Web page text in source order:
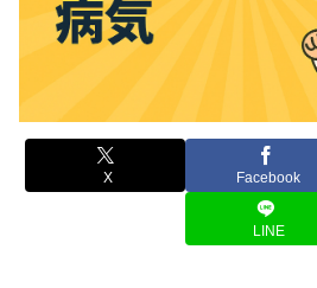
X Facebook
LINE